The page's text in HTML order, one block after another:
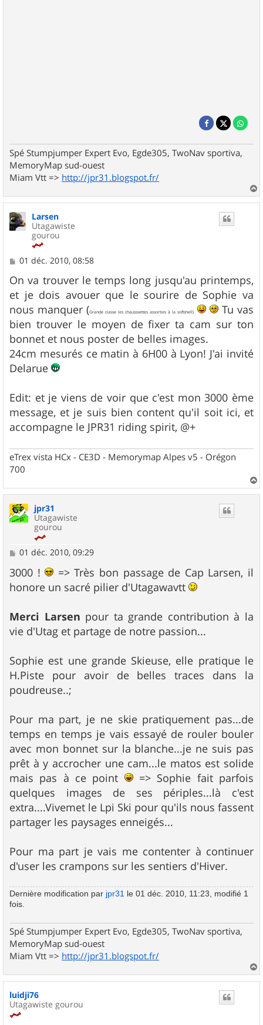
Spé Stumpjumper Expert Evo, Egde305, TwoNav sportiva,
MemoryMap sud-ouest
Miam Vtt => http://jpr31.blogspot.fr/
a
u
Larsen
Utagawiste
gourou
M
s
s
a
g
e
01 déc. 2010, 08:58
On va trouver le temps long jusqu'au printemps,
et je dois avouer que le sourire de Sophie va
nous manquer (Grande classe les chausssettes assorties à la softshell)
Tu vas
bien trouver le moyen de fixer ta cam sur ton
bonnet et nous poster de belles images.
24cm mesurés ce matin à 6H00 à Lyon! J'ai invité
Delarue
Edit: et je viens de voir que c'est mon 3000 ème
message, et je suis bien content qu'il soit ici, et
accompagne le JPR31 riding spirit, @+
eTrex vista HCx - CE3D - Memorymap Alpes v5 - Orégon
700
a
jpr31
Utagawiste
gourou
M
s
s
a
01 déc. 2010, 09:29
3000 !
=> Très bon passage de Cap Larsen, il
honore un sacré pilier d'Utagawavtt
Merci Larsen pour ta grande contribution à la
vie d'Utag et partage de notre passion...
Sophie est une grande Skieuse, elle pratique le
H.Piste pour avoir de belles traces dans la
poudreuse..;
Pour ma part, je ne skie pratiquement pas...de
temps en temps je vais essayé de rouler bouler
avec mon bonnet sur la blanche...je ne suis pas
prêt à y accrocher une cam...le matos est solide
mais pas à ce point
=> Sophie fait parfois
quelques images de ses périples...là c'est
extra....Vivemet le Lpi Ski pour qu'ils nous fassent
partager les paysages enneigés...
Pour ma part je vais me contenter à continuer
d'user les crampons sur les sentiers d'Hiver.
Dernière modification par jpr31 le 01 déc. 2010, 11:23, modifié 1
fois.
Spé Stumpjumper Expert Evo, Egde305, TwoNav sportiva,
MemoryMap sud-ouest
Miam Vtt => http://jpr31.blogspot.fr/
a
luidji76
Utagawiste gourou